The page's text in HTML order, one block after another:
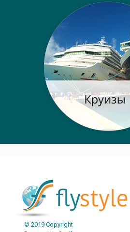
© 2019 Copyright